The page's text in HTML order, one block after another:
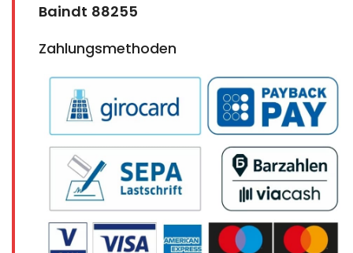
Baindt 88255
Zahlungsmethoden